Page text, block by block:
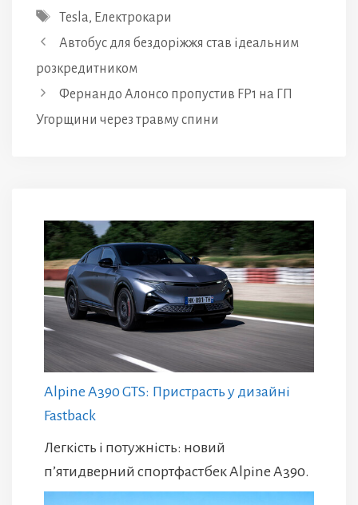
Позначки
Tesla, Електрокари
Автобус для бездоріжжя став ідеальним
розкредитником
Фернандо Алонсо пропустив FP1 на ГП
Угорщини через травму спини
Alpine A390 GTS: Пристрасть у дизайні
Fastback
Легкість і потужність: новий
п’ятидверний спортфастбек Alpine A390.